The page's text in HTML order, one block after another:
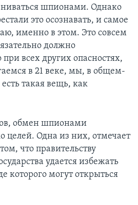
шпионами. Однако
это осознавать, и самое
именно в этом. Это совсем
должно
всех других опасностях,
в 21 веке, мы, в общем-
такая вещь, как
обмен шпионами
целей. Одна из них, отмечает
что правительству
удается избежать
которого могут открыться